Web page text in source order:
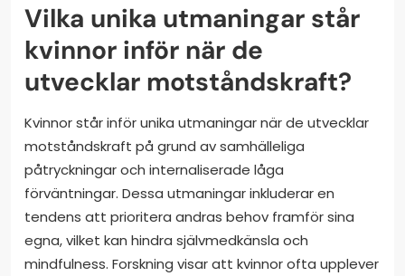
Vilka unika utmaningar står
kvinnor inför när de
utvecklar motståndskraft?
Kvinnor står inför unika utmaningar när de utvecklar
motståndskraft på grund av samhälleliga
påtryckningar och internaliserade låga
förväntningar. Dessa utmaningar inkluderar en
tendens att prioritera andras behov framför sina
egna, vilket kan hindra självmedkänsla och
mindfulness. Forskning visar att kvinnor ofta upplever